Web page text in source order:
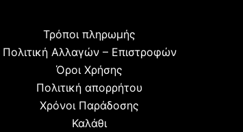
Τρόποι πληρωμής
Πολιτική Αλλαγών – Επιστροφών
Όροι Χρήσης
Πολιτική απορρήτου
Χρόνοι Παράδοσης
Καλάθι